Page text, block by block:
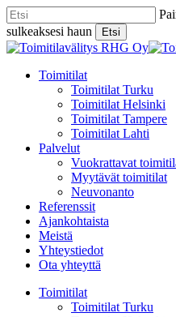
Skip
to
main
content
sulkeaksesi haun
Etsi
Close
Menu
Toimitilat
Toimitilat Turku
Toimitilat Helsinki
Toimitilat Tampere
Toimitilat Lahti
Palvelut
Vuokrattavat
Myytävät toimitilat
Neuvonanto
Referenssit
Ajankohtaista
Meistä
Yhteystiedot
Ota yhteyttä
Toimitilat
Toimitilat Turku